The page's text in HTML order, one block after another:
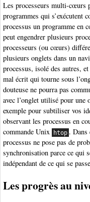
Les processeurs multi-cœurs
programmes qui s’exécutent
processus un programme en
peut engendrer plusieurs
processeurs (ou cœurs)
plusieurs onglets dans un
processus, isolé des autres,
mal écrit qui tourne sous
douteuse ne pourra pas
avec l’onglet utilisé pour une
exemple pour subtiliser vos
observant les processus en
commande Unix
htop . Dans
processus ne pose pas de
synchronisation parce ce qui
indépendant de ce qui se
Les progrès au